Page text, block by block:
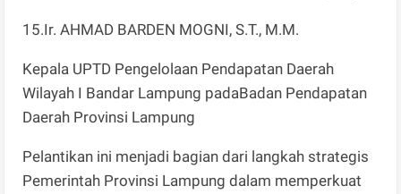
15.Ir. AHMAD BARDEN MOGNI, S.T., M.M.
Kepala UPTD Pengelolaan Pendapatan Daerah
Wilayah I Bandar Lampung padaBadan Pendapatan
Daerah Provinsi Lampung
Pelantikan ini menjadi bagian dari langkah strategis
Pemerintah Provinsi Lampung dalam memperkuat